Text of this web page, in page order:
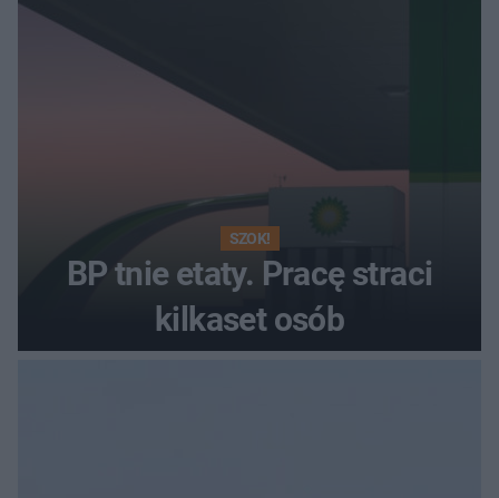
SZOK!
BP tnie etaty. Pracę straci
kilkaset osób